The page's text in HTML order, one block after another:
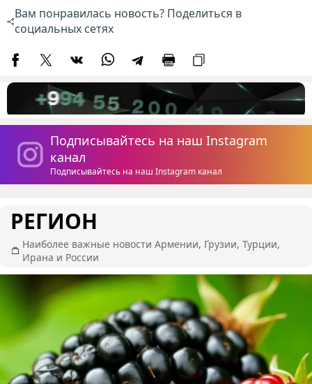
Вам понравилась новость? Поделиться в
социальных сетях
Подписывайтесь на наш Instagram
канал
Подписывайтесь на наш Instagram канал
РЕГИОН
Наиболее важные новости Армении, Грузии, Турции,
Ирана и России